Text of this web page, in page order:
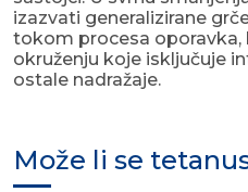
izazvati generalizirane
tokom procesa oporavka,
okruženju koje isključuje
ostale nadražaje.
Može li se